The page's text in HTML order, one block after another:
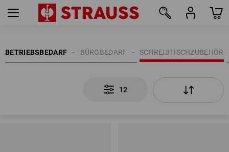
BETRIEBSBEDARF SCHREIBTISCHZUBEHÖR
BÜROBEDARF
12
12